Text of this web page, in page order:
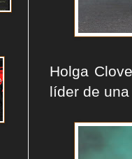
Holga
líder de